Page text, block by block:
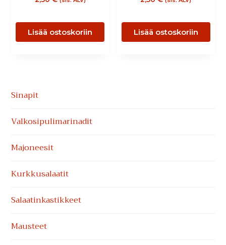
Lisää ostoskoriin Lisää ostoskoriin
Ensisijainen
sivupalkki
Sinapit
Valkosipuli­marinadit
Majoneesit
Kurkkusalaatit
Salaatinkastikkeet
Mausteet